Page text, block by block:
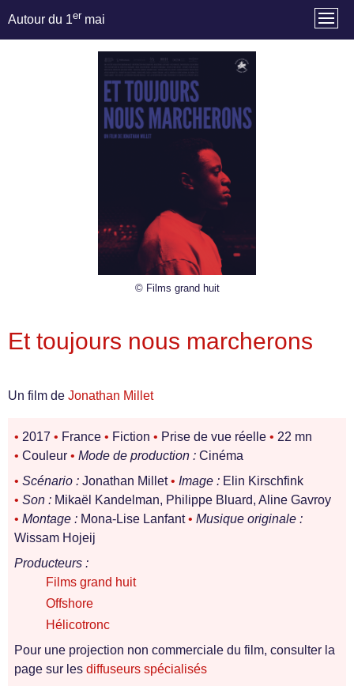
Autour du 1er mai
© Films grand huit
Et toujours nous marcherons
Un film de Jonathan Millet
• 2017 • France • Fiction • Prise de vue réelle • 22 mn
• Couleur • Mode de production : Cinéma
• Scénario : Jonathan Millet• Image : Elin Kirschfink
• Son : Mikaël Kandelman, Philippe Bluard, Aline Gavroy
• Montage : Mona-Lise Lanfant• Musique originale :
Wissam Hojeij
Producteurs :
Films grand huit
Offshore
Hélicotronc
Pour une projection non commerciale du film, consulter la
page sur les diffuseurs spécialisés